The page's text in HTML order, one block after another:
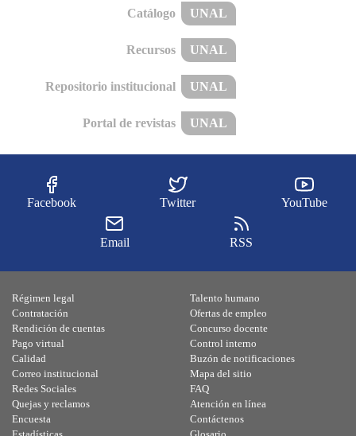
Catálogo UNAL
Recursos UNAL
Repositorio institucional UNAL
Portal de revistas UNAL
Facebook Twitter YouTube
Email RSS
Régimen legal
Contratación
Rendición de cuentas
Pago virtual
Calidad
Talento humano
Ofertas de empleo
Concurso docente
Control interno
Buzón de notificaciones
Correo institucional
Redes Sociales
Quejas y reclamos
Encuesta
Mapa del sitio
FAQ
Atención en línea
Contáctenos